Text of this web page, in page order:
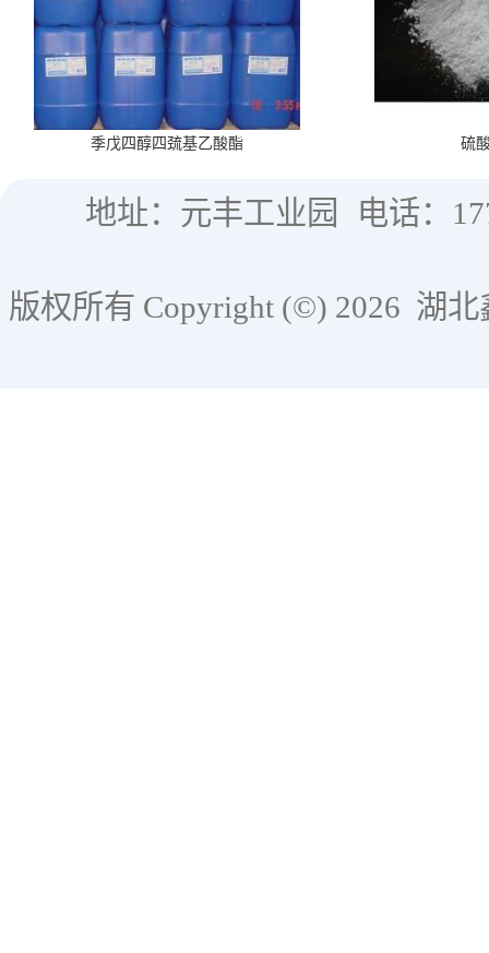
季戊四醇四巯基乙酸酯 硫
地址：元丰工业园 电话：
版权所有 Copyright (©) 2026 湖北